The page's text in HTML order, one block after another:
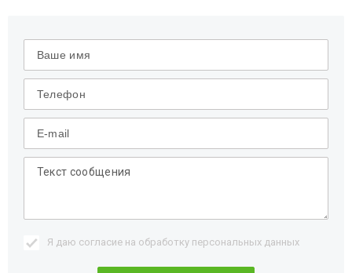
Я даю согласие на обработку персональных данных